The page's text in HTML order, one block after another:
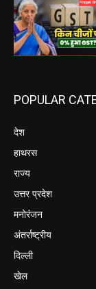
POPULAR
देश
हाथरस
राज्य
उत्तर प्रदेश
मनोरंजन
अंतर्राष्ट्रीय
दिल्ली
खेल